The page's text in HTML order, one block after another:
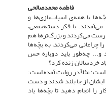
فاطمه محمدصالحی
با همه‌ی اسباب‌بازی‌ها و
با فکر دسته‌جمعی،
می‌کردند و بزرگ‌ترها هم
چراغانی می‌کردند، به بچّه‌ها
و... چه‌طور باید دوباره حس
خردسالان زنده کرد؟
مثلاً در روایت آمده است:
ایشان از جا بلند شدند و دست
انجام دهید تا بچّه‌ها یاد